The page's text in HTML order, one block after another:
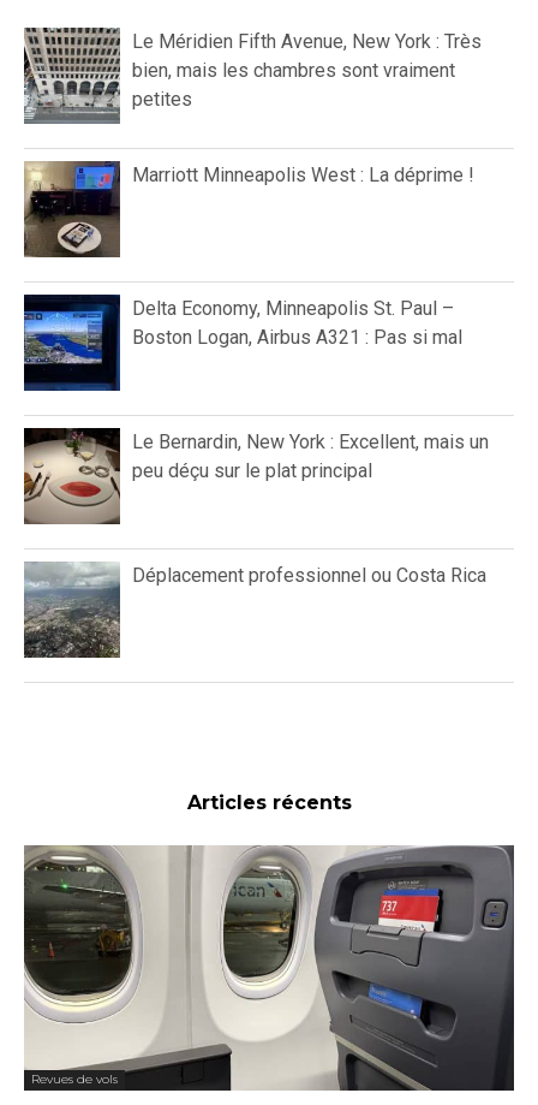
Le Méridien Fifth Avenue, New York : Très
bien, mais les chambres sont vraiment
petites
Marriott Minneapolis West : La déprime !
Delta Economy, Minneapolis St. Paul –
Boston Logan, Airbus A321 : Pas si mal
Le Bernardin, New York : Excellent, mais un
peu déçu sur le plat principal
Déplacement professionnel ou Costa Rica
Articles récents
Revues de vols